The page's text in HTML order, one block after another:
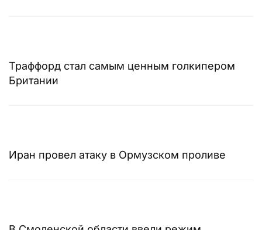
Траффорд стал самым ценным голкипером
Британии
Иран провел атаку в Ормузском проливе